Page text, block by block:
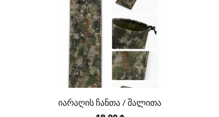
იარაღის ჩანთა / შალითა